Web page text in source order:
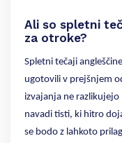
Ali so spletni
za otroke?
Spletni tečaji
ugotovili v prejšnjem
izvajanja ne
navadi tisti, ki hitro
se bodo z lahkoto